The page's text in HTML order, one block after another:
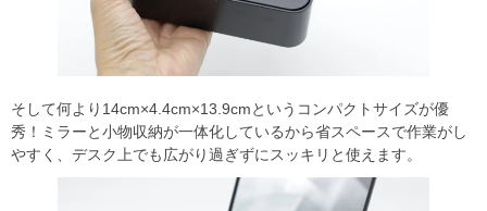
そして何より14cm×4.4cm×13.9cmというコンパクトサイズが優
秀！ミラーと小物収納が一体化しているから省スペースで作業がし
やすく、デスク上でも広がり過ぎずにスッキリと使えます。